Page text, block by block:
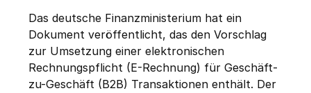
Das deutsche Finanzministerium hat ein
Dokument veröffentlicht, das den Vorschlag
zur Umsetzung einer elektronischen
Rechnungspflicht (E-Rechnung) für Geschäft-
zu-Geschäft (B2B) Transaktionen enthält. Der